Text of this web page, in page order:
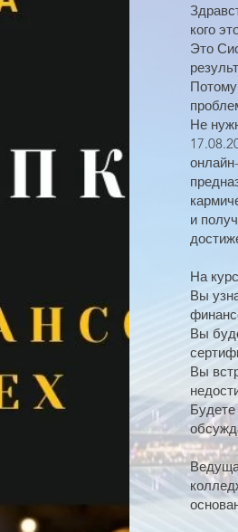
кого
Это
Не
и
На
Вы
Вы
Вы